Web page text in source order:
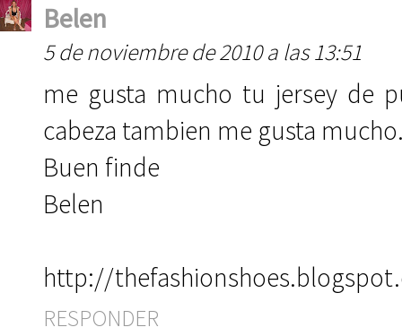
Belen
5 de noviembre de 2010 a las 13:51
me gusta mucho tu jersey de
cabeza tambien me gusta
Buen finde
Belen
http://
RESPONDER